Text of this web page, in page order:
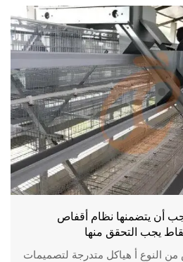
أن يتضمنها نظام أقفاص
من النوع أ هياكل متدرجة لتصميمات